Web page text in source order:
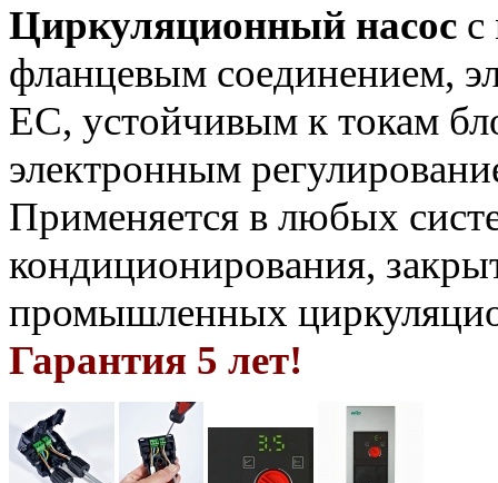
Циркуляционный насос с
фланцевым соединением,
EC, устойчивым к токам
электронным
Применяется в любых
кондиционирования,
промышленных
Гарантия 5 лет!